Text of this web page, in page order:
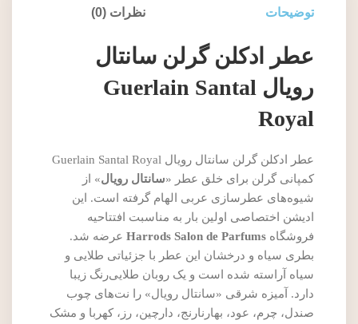
توضیحات نظرات (0)
عطر ادکلن گرلن سانتال
رویال Guerlain Santal
Royal
عطر ادکلن گرلن سانتال رویال Guerlain Santal Royal
کمپانی گرلن برای خلق عطر «سانتال رویال» از
شیوه‌های عطرسازی عربی الهام گرفته است. این
ادیشن اختصاصی اولین بار به مناسبت افتتاحیه
فروشگاه Harrods Salon de Parfums عرضه شد.
بطری سیاه و درخشان این عطر با جزئیاتی طلایی و
سیاه آراسته شده است و یک روبان طلایی‌رنگ زیبا
دارد. آمیزه شرقی «سانتال رویال» را نت‌های چوب
صندل، چرم، عود، بهارنارنج، دارچین، رز، کهربا و مشک